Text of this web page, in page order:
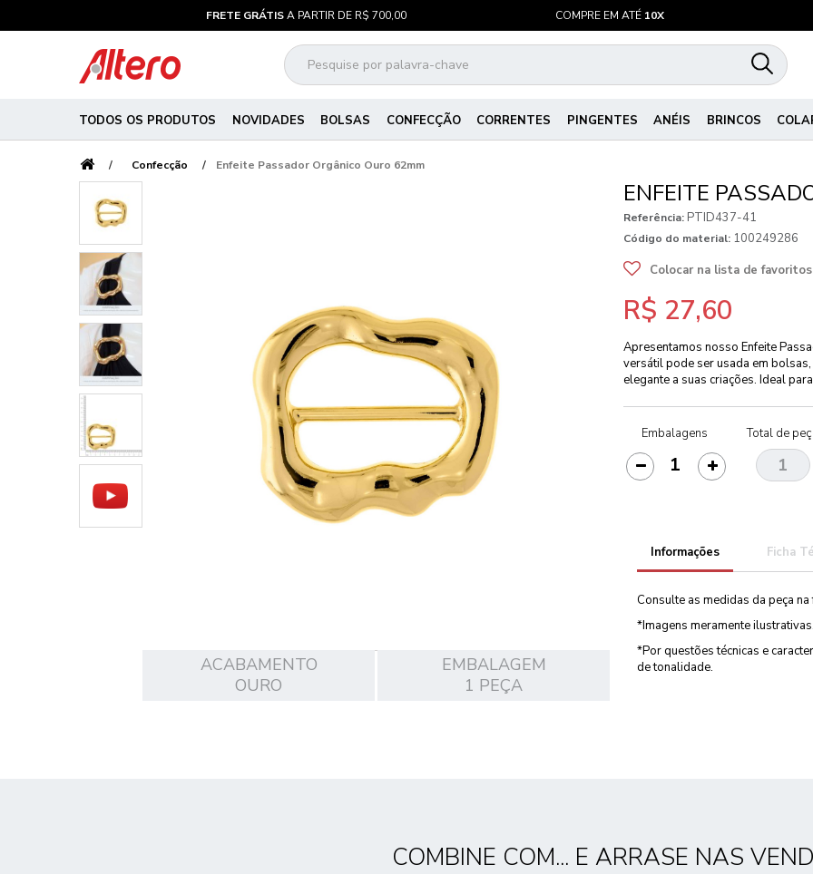
FRETE GRÁTISA PARTIR DE R$ 700,00 COMPRE EM ATÉ 10X
TODOS OS PRODUTOS NOVIDADES BOLSAS CONFECÇÃO CORRENTES PINGENTES ANÉIS BRINCOS
Confecção Enfeite Passador Orgânico Ouro 62mm
ACABAMENTO
OURO
EMBALAGEM
1 PEÇA
ENFEITE
Referência: PTID437-41
Código do material: 100249286
Colocar na lista de favoritos
R$ 27,60
Apresentamos nosso Enfeite
versátil pode ser usada em
elegante a suas criações. Ideal
Embalagens Total de
Informações Ficha
Consulte as medidas da peça
*Imagens meramente
*Por questões técnicas e
de tonalidade.
COMBINE COM... E ARRASE NAS